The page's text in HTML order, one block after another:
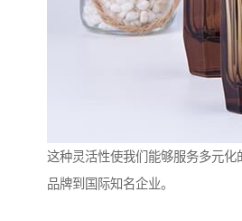
这种灵活性使我们能够服务多元化
品牌到国际知名企业。